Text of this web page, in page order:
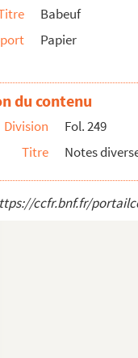
homme. La
floréal an IV
565, AF3 42, F2 4276 et
tête du journal
Babeuf
Papier
du contenu
Division
Fol. 249
Titre
Notes
ccfr.bnf.fr/